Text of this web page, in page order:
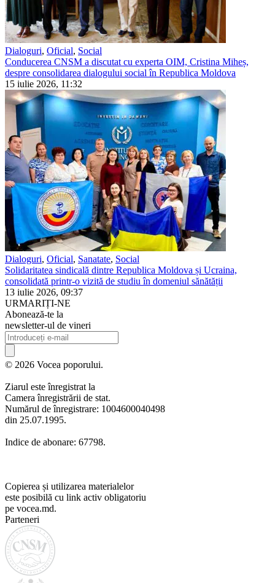
Dialoguri, Oficial, Social
Conducerea CNSM a discutat cu experta OIM, Cristina Miheș,
despre consolidarea dialogului social în Republica Moldova
15 iulie 2026, 11:32
Dialoguri, Oficial, Sanatate, Social
Solidaritatea sindicală dintre Republica Moldova și Ucraina,
consolidată printr-o vizită de studiu în domeniul sănătății
13 iulie 2026, 09:37
URMARIȚI-NE
Abonează-te la
newsletter-ul de vineri
© 2026 Vocea poporului.
Ziarul este înregistrat la
Camera înregistrării de stat.
Numărul de înregistrare: 1004600040498
din 25.07.1995.
Indice de abonare: 67798.
Copierea și utilizarea materialelor
este posibilă cu link activ obligatoriu
pe vocea.md.
Parteneri